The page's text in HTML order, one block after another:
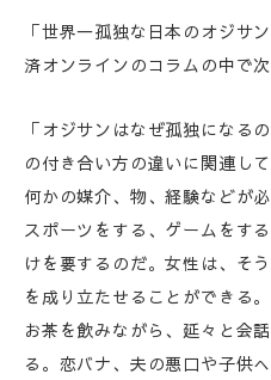
「世界一孤独な日本のオジサ
済オンラインのコラムの中で
「オジサンはなぜ孤独になる
の付き合い方の違いに関連し
何かの媒介、物、経験などが
スポーツをする、ゲームをす
けを要するのだ。女性は、そ
を成り立たせることができる
お茶を飲みながら、延々と会
る。恋バナ、夫の悪口や子供